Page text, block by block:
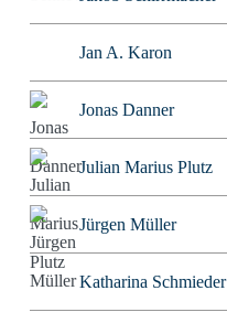
Jan A. Karon
Jonas Danner
Julian Marius Plutz
Jürgen Müller
Katharina Schmieder